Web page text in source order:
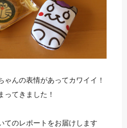
ゃんの表情があってカワイイ！
ってきました！
てのレポートをお届けします